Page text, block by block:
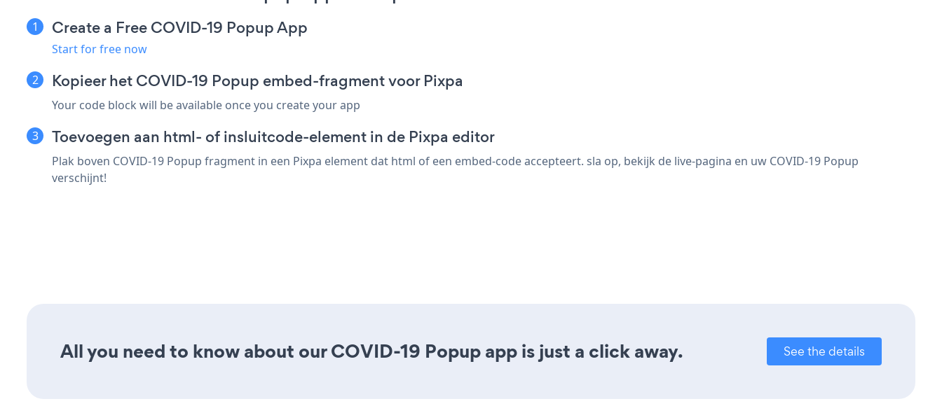
Create a Free COVID-19 Popup App
Start for free now
Kopieer het COVID-19 Popup embed-fragment voor Pixpa
Your code block will be available once you create your app
Toevoegen aan html- of insluitcode-element in de Pixpa editor
Plak boven COVID-19 Popup fragment in een Pixpa element dat html of een embed-code accepteert. sla op, bekijk de live-pagina en uw COVID-19 Popup
verschijnt!
All you need to know about our COVID-19 Popup app is just a click away. See the details